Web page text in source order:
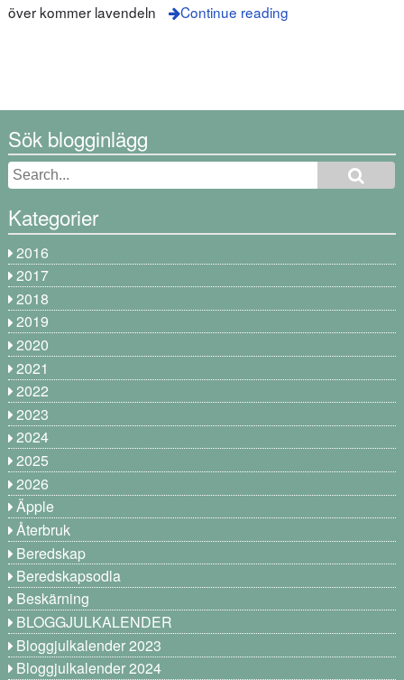
över kommer lavendeln
Continue reading
Sök blogginlägg
Kategorier
2016
2017
2018
2019
2020
2021
2022
2023
2024
2025
2026
Äpple
Återbruk
Beredskap
Beredskapsodla
Beskärning
BLOGGJULKALENDER
Bloggjulkalender 2023
Bloggjulkalender 2024